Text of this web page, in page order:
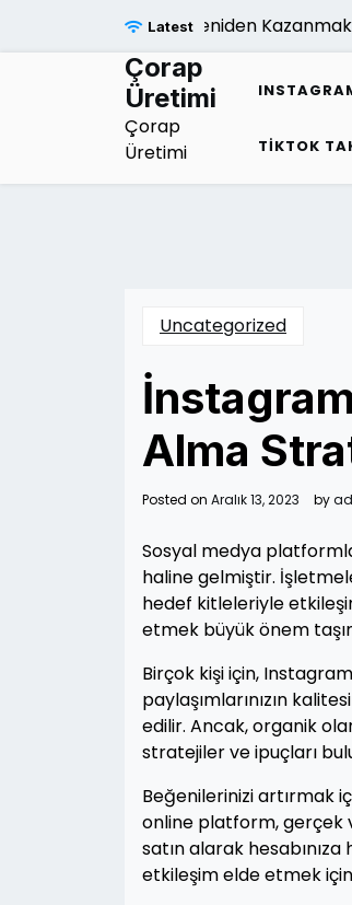
Latest
Sonrasi Umudu Yeniden Kazanmak |
Çorap
Üretimi
Çorap
Üretimi
TIKTOK
Uncategorized
Alma
Posted on Aralık 13, 2023 by
Sosyal medya
haline gelmiştir.
hedef kitleleriyle
etmek büyük önem
Birçok kişi için,
paylaşımlarınızın
edilir. Ancak, organik
stratejiler ve ipuçları
Beğenilerinizi artırmak
online platform, gerçek
satın alarak
etkileşim elde etmek